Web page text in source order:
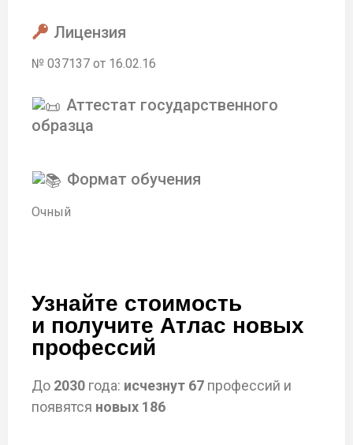
Лицензия
№ 037137 от 16.02.16
Аттестат государственного
образца
Формат обучения
Очный
Узнайте стоимость
и получите Атлас новых
профессий
До 2030 года: исчезнут 67 профессий и
появятся новых 186